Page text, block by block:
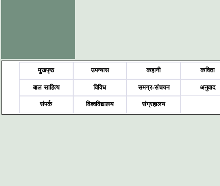
मुखपृष्ठ उपन्यास कहानी कविता
बाल साहित्य विविध समग्र-संचयन अनुवाद
संपर्क विश्वविद्यालय संग्रहालय